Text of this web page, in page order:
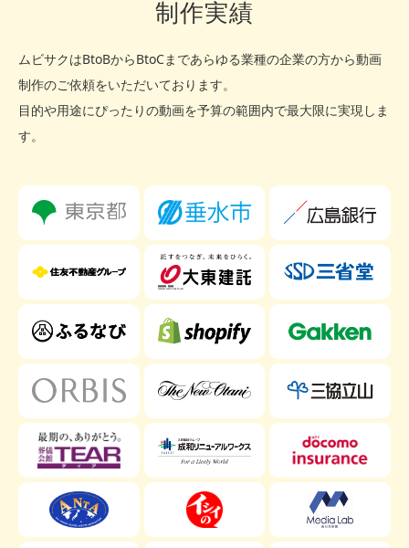
制作実績
ムビサクはBtoBからBtoCまであらゆる業種の企業の方から動画
制作のご依頼をいただいております。
目的や用途にぴったりの動画を予算の範囲内で最大限に実現しま
す。